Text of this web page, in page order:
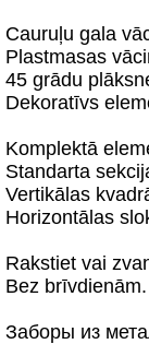
Cauruļu gala
Plastmasas
45 grādu
Dekoratīvs
Komplektā
Standarta
Vertikālas
Horizontālas
Rakstiet vai
Bez brīvdienām.
Заборы из